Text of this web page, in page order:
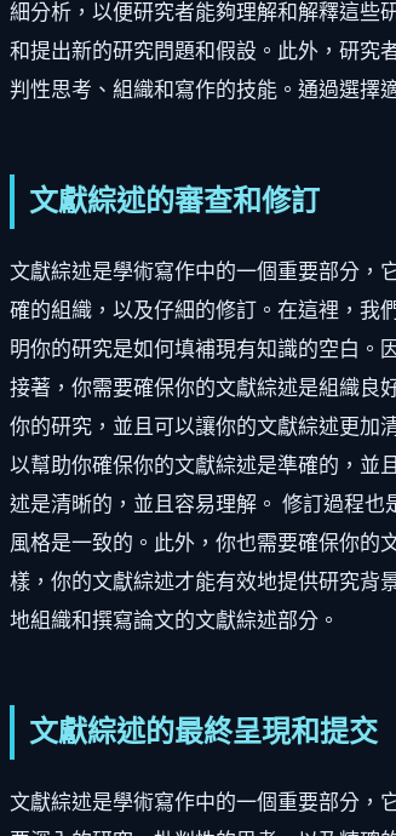
細分析，以便研究者能夠理解和解釋這些
和提出新的研究問題和假設。此外，研究
判性思考、組織和寫作的技能。通過選擇
文獻綜述的審查和修訂
文獻綜述是學術寫作中的一個重要部分，
確的組織，以及仔細的修訂。在這裡，我
明你的研究是如何填補現有知識的空白。
接著，你需要確保你的文獻綜述是組織良
你的研究，並且可以讓你的文獻綜述更加
以幫助你確保你的文獻綜述是準確的，並
述是清晰的，並且容易理解。 修訂過程
風格是一致的。此外，你也需要確保你的
樣，你的文獻綜述才能有效地提供研究背
地組織和撰寫論文的文獻綜述部分。
文獻綜述的最終呈現和提交
文獻綜述是學術寫作中的一個重要部分，